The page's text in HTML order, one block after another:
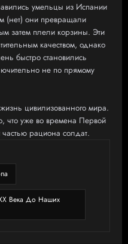
умельцы из Испании
(нет) они превращали
затем плели корзины. Эти
качеством, однако
быстро становились
не по прямому
цивилизованного мира.
что уже во времена Первой
рациона солдат.
Века До Наших